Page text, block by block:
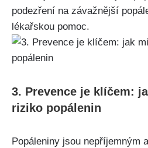
podezření na ⁢závažnější
lékařskou​ pomoc.
3.​ Prevence je klíčem:
riziko popálenin
Popáleniny jsou nepříjemným